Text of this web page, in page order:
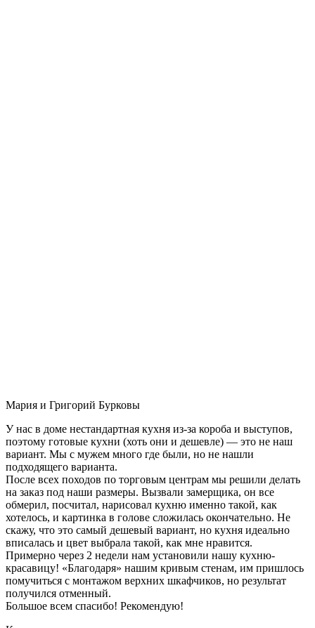
Мария и Григорий Бурковы
У нас в доме нестандартная кухня из-за короба и выступов,
поэтому готовые кухни (хоть они и дешевле) — это не наш
вариант. Мы с мужем много где были, но не нашли
подходящего варианта.
После всех походов по торговым центрам мы решили делать
на заказ под наши размеры. Вызвали замерщика, он все
обмерил, посчитал, нарисовал кухню именно такой, как
хотелось, и картинка в голове сложилась окончательно. Не
скажу, что это самый дешевый вариант, но кухня идеально
вписалась и цвет выбрала такой, как мне нравится.
Примерно через 2 недели нам установили нашу кухню-
красавицу! «Благодаря» нашим кривым стенам, им пришлось
помучиться с монтажом верхних шкафчиков, но результат
получился отменный.
Большое всем спасибо! Рекомендую!